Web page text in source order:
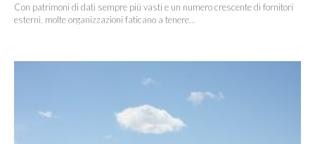
Con patrimoni di dati sempre più vasti e un numero crescente di fornitori
esterni, molte organizzazioni faticano a tenere...